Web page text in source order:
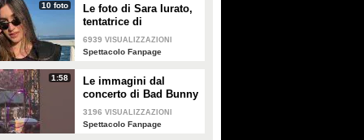
10 foto
Le foto di Sara Iurato,
tentatrice di
Temptation Island 2026
6939 VISUALIZZAZIONI
Spettacolo Fanpage
1:58
Le immagini dal
concerto di Bad Bunny
a Milano
3196 VISUALIZZAZIONI
Spettacolo Fanpage